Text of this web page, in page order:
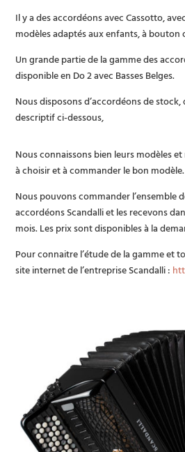
Il y a des accordéons avec Cassotto,
modèles adaptés aux enfants, à bouton
Un grande partie de la gamme des
disponible en Do 2 avec Basses Belges.
Nous disposons d’accordéons de
descriptif ci-dessous,
Nous connaissons bien leurs modèles
à choisir et à commander le bon modèle.
Nous pouvons commander l’ensemble
accordéons Scandalli et les recevons
mois. Les prix sont disponibles à la
Pour connaitre l’étude de la gamme et
site internet de l’entreprise Scandalli :